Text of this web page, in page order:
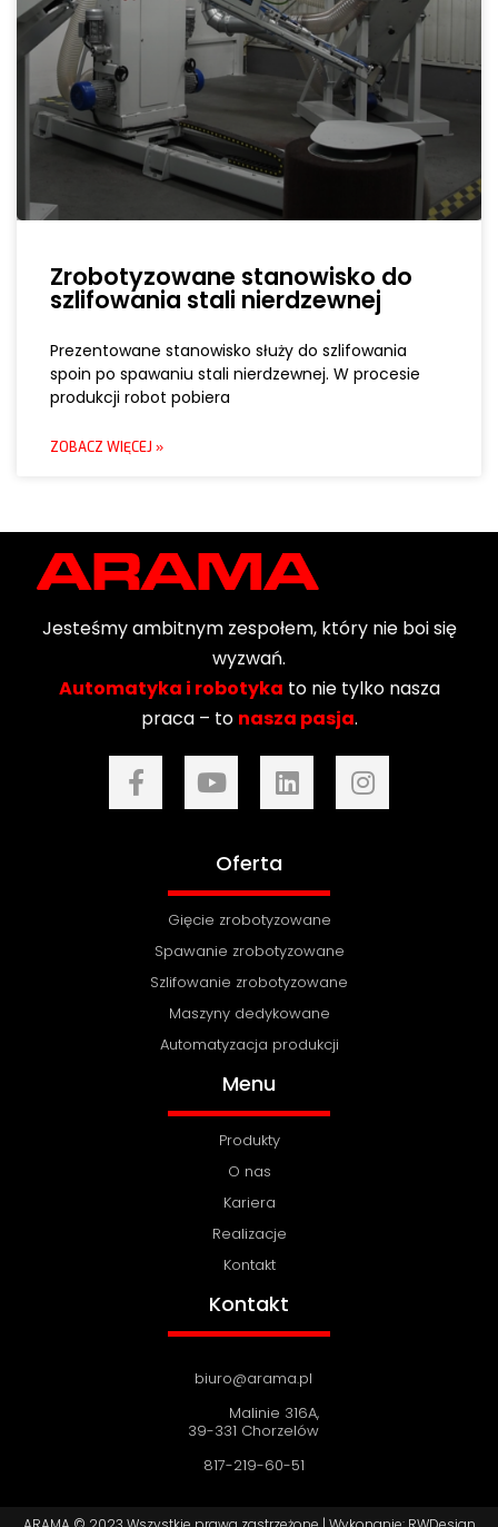
Zrobotyzowane stanowisko do
szlifowania stali nierdzewnej
Prezentowane stanowisko służy do szlifowania
spoin po spawaniu stali nierdzewnej. W procesie
produkcji robot pobiera
ZOBACZ WIĘCEJ »
Jesteśmy ambitnym zespołem, który nie boi się
wyzwań.
Automatyka i robotyka to nie tylko nasza
praca – to nasza pasja.
Oferta
Gięcie zrobotyzowane
Spawanie zrobotyzowane
Szlifowanie zrobotyzowane
Maszyny dedykowane
Automatyzacja produkcji
Menu
Produkty
O nas
Kariera
Realizacje
Kontakt
Kontakt
biuro@arama.pl
Malinie 316A,
39-331 Chorzelów
817-219-60-51